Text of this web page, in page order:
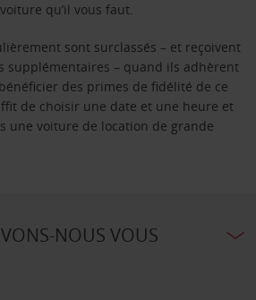
qu’il vous faut.
sont surclassés – et reçoivent
supplémentaires – quand ils adhèrent
des primes de fidélité de ce
de choisir une date et une heure et
une voiture de location de grande
NOUS VOUS